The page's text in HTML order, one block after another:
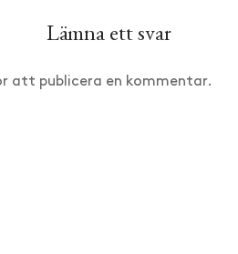
Lämna ett svar
att publicera en kommentar.